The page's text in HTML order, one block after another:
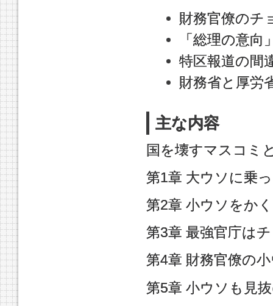
財務官僚のチ
「総理の意
特区報道の間
財務省と厚労
主な内容
国を壊すマスコ
第1章 大ウソに乗
第2章 小ウソをか
第3章 最強官庁は
第4章 財務官僚の
第5章 小ウソも見